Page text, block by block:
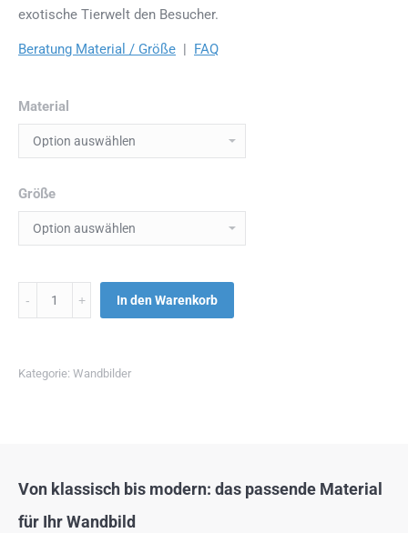
exotische Tierwelt den Besucher.
Beratung Material / Größe | FAQ
Material
Größe
Menge In den Warenkorb
Kategorie: Wandbilder
Von klassisch bis modern: das passende Material
für Ihr Wandbild